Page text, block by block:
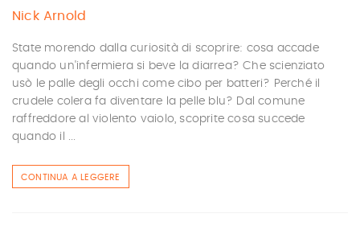
Nick Arnold
State morendo dalla curiosità di scoprire: cosa accade
quando un'infermiera si beve la diarrea? Che scienziato
usò le palle degli occhi come cibo per batteri? Perché il
crudele colera fa diventare la pelle blu? Dal comune
raffreddore al violento vaiolo, scoprite cosa succede
quando il ...
CONTINUA A LEGGERE